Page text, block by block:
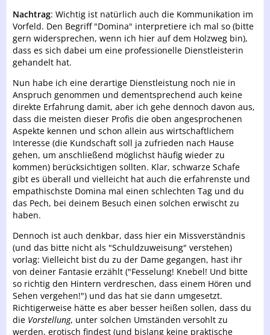
Nachtrag: Wichtig ist natürlich auch die Kommunikation im
Vorfeld. Den Begriff "Domina" interpretiere ich mal so (bitte
gern widersprechen, wenn ich hier auf dem Holzweg bin),
dass es sich dabei um eine professionelle Dienstleisterin
gehandelt hat.
Nun habe ich eine derartige Dienstleistung noch nie in
Anspruch genommen und dementsprechend auch keine
direkte Erfahrung damit, aber ich gehe dennoch davon aus,
dass die meisten dieser Profis die oben angesprochenen
Aspekte kennen und schon allein aus wirtschaftlichem
Interesse (die Kundschaft soll ja zufrieden nach Hause
gehen, um anschließend möglichst häufig wieder zu
kommen) berücksichtigen sollten. Klar, schwarze Schafe
gibt es überall und vielleicht hat auch die erfahrenste und
empathischste Domina mal einen schlechten Tag und du
das Pech, bei deinem Besuch einen solchen erwischt zu
haben.
Dennoch ist auch denkbar, dass hier ein Missverständnis
(und das bitte nicht als "Schuldzuweisung" verstehen)
vorlag: Vielleicht bist du zu der Dame gegangen, hast ihr
von deiner Fantasie erzählt ("Fesselung! Knebel! Und bitte
so richtig den Hintern verdreschen, dass einem Hören und
Sehen vergehen!") und das hat sie dann umgesetzt.
Richtigerweise hätte es aber besser heißen sollen, dass du
die Vorstellung, unter solchen Umständen versohlt zu
werden, erotisch findest (und bislang keine praktische